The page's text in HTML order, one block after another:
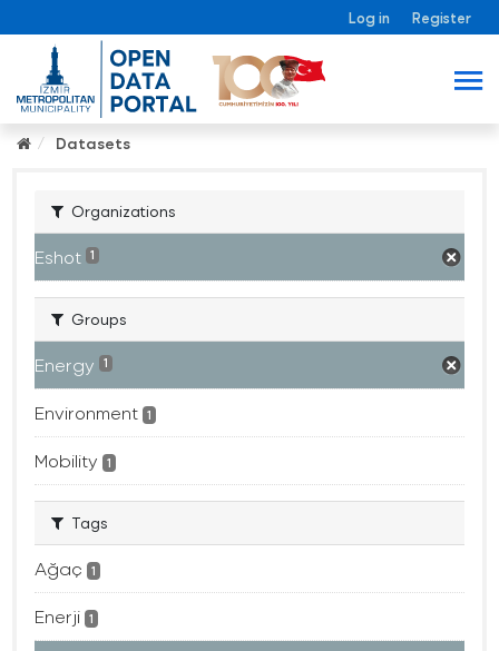
Log in Register
Datasets
Organizations
Eshot 1
Groups
Energy 1
Environment 1
Mobility 1
Tags
Ağaç 1
Enerji 1